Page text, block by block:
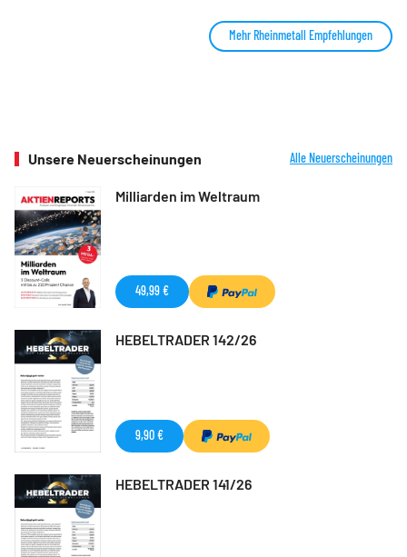
Mehr Rheinmetall Empfehlungen
Unsere Neuerscheinungen Alle Neuerscheinungen
Milliarden im Weltraum
49,99 €
HEBELTRADER 142/26
9,90 €
HEBELTRADER 141/26